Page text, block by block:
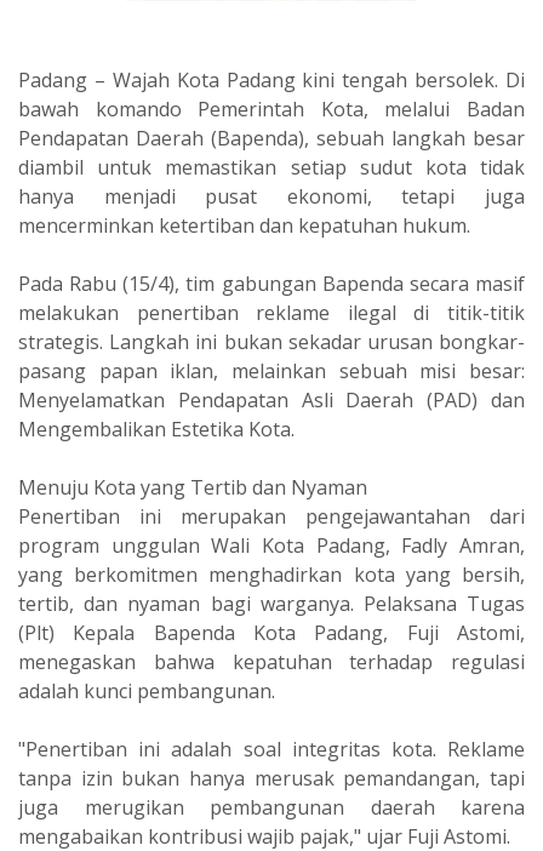
Padang – Wajah Kota Padang kini tengah bersolek. Di
bawah komando Pemerintah Kota, melalui Badan
Pendapatan Daerah (Bapenda), sebuah langkah besar
diambil untuk memastikan setiap sudut kota tidak
hanya menjadi pusat ekonomi, tetapi juga
mencerminkan ketertiban dan kepatuhan hukum.
Pada Rabu (15/4), tim gabungan Bapenda secara masif
melakukan penertiban reklame ilegal di titik-titik
strategis. Langkah ini bukan sekadar urusan bongkar-
pasang papan iklan, melainkan sebuah misi besar:
Menyelamatkan Pendapatan Asli Daerah (PAD) dan
Mengembalikan Estetika Kota.
Menuju Kota yang Tertib dan Nyaman
Penertiban ini merupakan pengejawantahan dari
program unggulan Wali Kota Padang, Fadly Amran,
yang berkomitmen menghadirkan kota yang bersih,
tertib, dan nyaman bagi warganya. Pelaksana Tugas
(Plt) Kepala Bapenda Kota Padang, Fuji Astomi,
menegaskan bahwa kepatuhan terhadap regulasi
adalah kunci pembangunan.
"Penertiban ini adalah soal integritas kota. Reklame
tanpa izin bukan hanya merusak pemandangan, tapi
juga merugikan pembangunan daerah karena
mengabaikan kontribusi wajib pajak," ujar Fuji Astomi.